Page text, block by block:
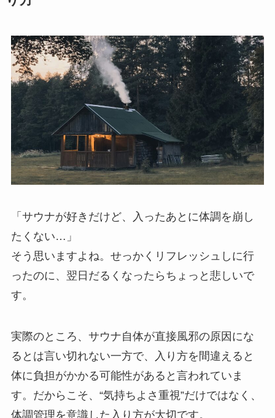
「サウナが好きだけど、入ったあとに体調を崩し
たくない…」
そう思いますよね。せっかくリフレッシュしに行
ったのに、翌日だるくなったらちょっと悲しいで
す。
実際のところ、サウナ自体が直接風邪の原因にな
るとは言い切れない一方で、入り方を間違えると
体に負担がかかる可能性があると言われていま
す。だからこそ、“気持ちよさ重視”だけではなく、
体調管理を意識した入り方が大切です。